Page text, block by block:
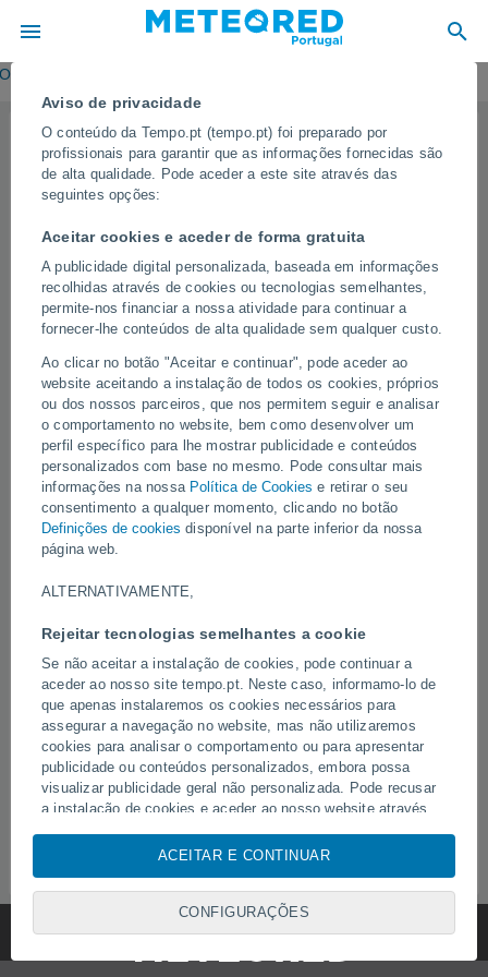
Aviso de privacidade
O conteúdo da Tempo.pt (tempo.pt) foi preparado por
profissionais para garantir que as informações fornecidas são
de alta qualidade. Pode aceder a este site através das
seguintes opções:
Aceitar cookies e aceder de forma gratuita
A publicidade digital personalizada, baseada em informações
recolhidas através de cookies ou tecnologias semelhantes,
permite-nos financiar a nossa atividade para continuar a
fornecer-lhe conteúdos de alta qualidade sem qualquer custo.
Ao clicar no botão "Aceitar e continuar", pode aceder ao
website aceitando a instalação de todos os cookies, próprios
ou dos nossos parceiros, que nos permitem seguir e analisar
o comportamento no website, bem como desenvolver um
perfil específico para lhe mostrar publicidade e conteúdos
personalizados com base no mesmo. Pode consultar mais
informações na nossa Política de Cookies e retirar o seu
consentimento a qualquer momento, clicando no botão
Definições de cookies disponível na parte inferior da nossa
página web.
ALTERNATIVAMENTE,
Rejeitar tecnologias semelhantes a cookie
Se não aceitar a instalação de cookies, pode continuar a
aceder ao nosso site tempo.pt. Neste caso, informamo-lo de
que apenas instalaremos os cookies necessários para
assegurar a navegação no website, mas não utilizaremos
cookies para analisar o comportamento ou para apresentar
publicidade ou conteúdos personalizados, embora possa
visualizar publicidade geral não personalizada. Pode recusar
a instalação de cookies e aceder ao nosso website através
Com o seu consentimento, nós e os nossos parceiros
semelhantes para armazenar, aceder e processar dados
pessoais, tais como a sua visita a este sitio Web, endereços
fornecedores possam processar os seus dados pessoais com
ACEITAR E CONTINUAR
CONFIGURAÇÕES
Juan Antonio Palma
Meteorologista -1 artigo
Meteorologista privado desde 2008. Juan Antonio Palma é
especializado em meteorologia operacional, conceção de
infraestruturas cibernéticas para monitorização e análise
meteorológica, bem comoaplicações do modelo ECMWF à
meteorologia, certificado pelaAgência Espanhola de
Meteorologia(AEMET) e pelaOrganização Meteorológica
Mundial(OMM).
Trabalhou como meteorologista operacional noServiço
Meteorológico Nacional do Méxicocom sede noCentro
Hidrometeorológico Regional de Mérida, Yucatán. Foi
responsável pela área de meteorologia em vários meios de
comunicação escritos e televisivos. Fundador da agência
regional de meteorologia
Artigos de Juan Antonio Palma
PREVISÃO
A temporada de furacões poderá ser mais
ativa do que o previsto
Apesar da formação de um El Niño, as previsões do modelo ECMWF
indicam uma temporada de furacões no Atlântico mais ativa do que o